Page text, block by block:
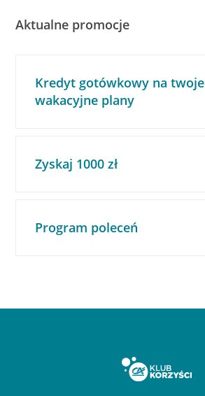
Aktualne promocje
Kredyt gotówkowy na twoje
wakacyjne plany
Zyskaj 1000 zł
Program poleceń